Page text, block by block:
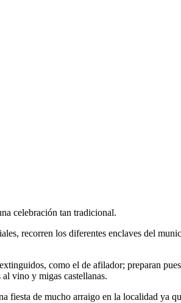
celebración tan tradicional.
recorren los diferentes enclaves del
como el de afilador; preparan
vino y migas castellanas.
fiesta de mucho arraigo en la localidad ya